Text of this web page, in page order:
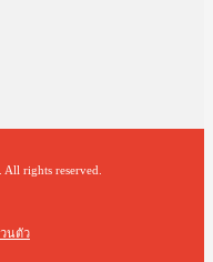
rights reserved.
นตัว